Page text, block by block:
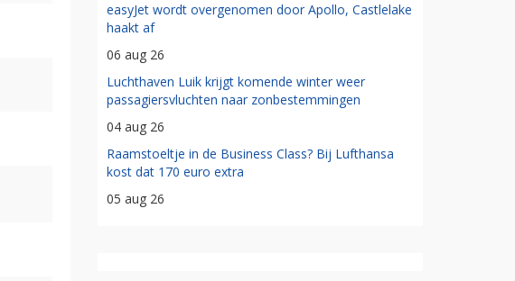
easyJet wordt overgenomen door Apollo, Castlelake
haakt af
06 aug 26
Luchthaven Luik krijgt komende winter weer
passagiersvluchten naar zonbestemmingen
04 aug 26
Raamstoeltje in de Business Class? Bij Lufthansa
kost dat 170 euro extra
05 aug 26